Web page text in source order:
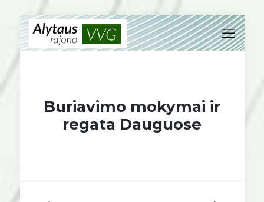
Buriavimo mokymai ir
regata Dauguose